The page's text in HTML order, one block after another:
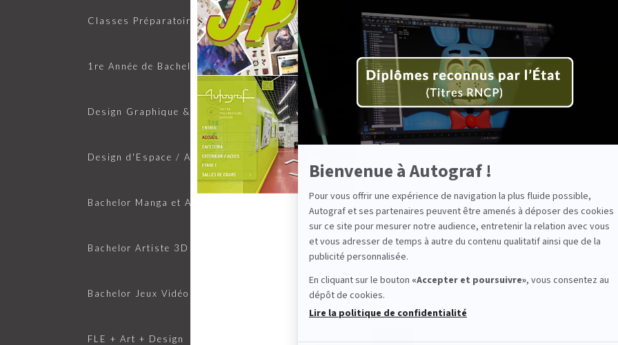
En
savoir
plus
sur
Axeptio
Bienvenue à Autograf !
Pour vous offrir une expérience de navigation la plus fluide possible,
Autograf et ses partenaires peuvent être amenés à déposer des cookies
sur ce site pour mesurer notre audience, entretenir la relation avec vous
et vous adresser de temps à autre du contenu qualitatif ainsi que de la
publicité personnalisée.
En cliquant sur le bouton «Accepter et poursuivre», vous consentez au
dépôt de cookies.
Plateforme de Gestion du Consentement : Personnalisez vos
Lire la politique de confidentialité
Classes Préparatoires Art, Design, Architecture
1re Année de Bachelor Design
Design Graphique & Digital
Design d'Espace / Architecture
Bachelor Manga et Animation Franco-Japonais
Bachelor Artiste 3D
Bachelor Jeux Vidéo et Animation 3D Franco-Japonais
FLE + Art + Design
JOURNÉES PORTES OUVERTES
Journées Portes Ouvertes
VISITE VIRTUELLE DE L'ÉCOLE
Inscription à la Newsletter
Civilité
Nom
Email